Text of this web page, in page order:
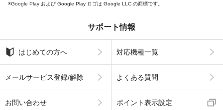
Google Play および Google Play ロゴは Google LLC の商標です。
サポート情報
はじめての方へ 対応機種一覧
メールサービス登録/解除 よくある質問
お問い合わせ ポイント表示設定